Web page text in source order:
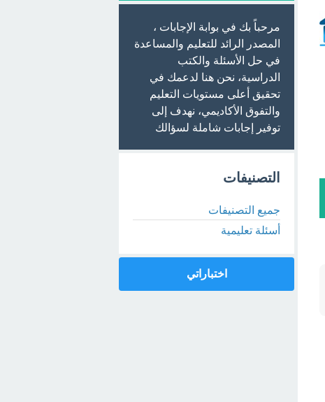
مرحباً بك في بوابة الإجابات ،
المصدر الرائد للتعليم والمساعدة
في حل الأسئلة والكتب
الدراسية، نحن هنا لدعمك في
تحقيق أعلى مستويات التعليم
والتفوق الأكاديمي، نهدف إلى
توفير إجابات شاملة لسؤالك
التصنيفات
جميع التصنيفات
أسئلة تعليمية
اختباراتي